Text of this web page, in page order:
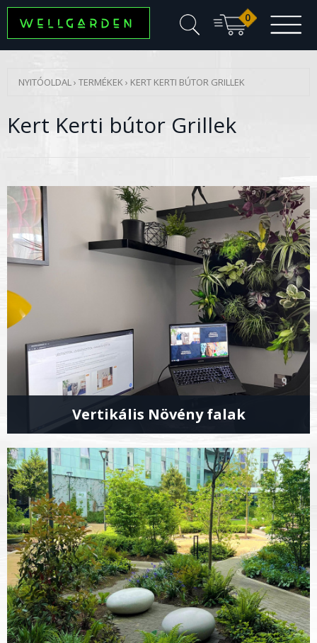
0
NYITÓOLDAL› TERMÉKEK › KERT KERTI BÚTOR GRILLEK
Kert Kerti bútor Grillek
Vertikális Növény falak